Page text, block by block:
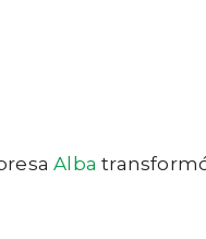
Alba